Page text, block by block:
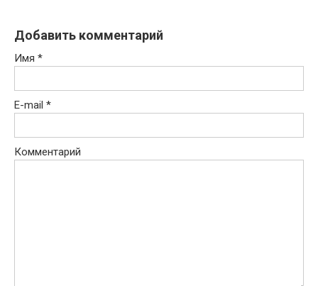
Добавить комментарий
Имя *
E-mail *
Комментарий